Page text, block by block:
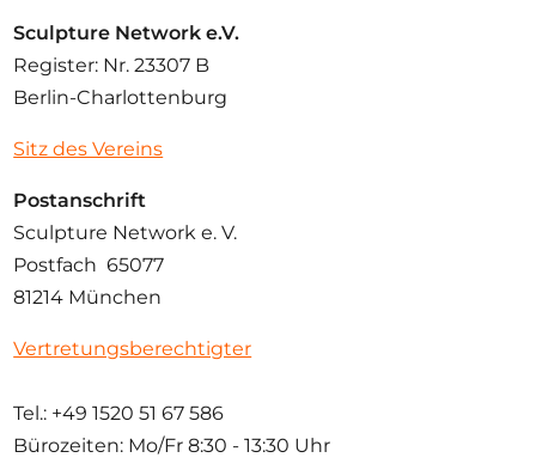
Sculpture Network e.V.
Register: Nr. 23307 B
Berlin-Charlottenburg
Sitz des Vereins
Postanschrift
Sculpture Network e. V.
Postfach 65077
81214 München
Vertretungsberechtigter
Tel.: +49 1520 51 67 586
Bürozeiten: Mo/Fr 8:30 - 13:30 Uhr